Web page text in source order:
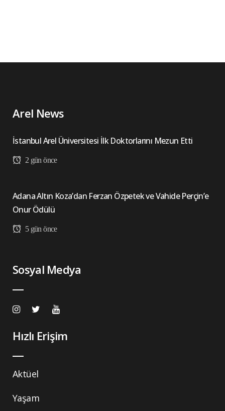
Arel News
İstanbul Arel Üniversitesi İlk Doktorlarını Mezun Etti
2 gün önce
Adana Altın Koza’dan Ferzan Özpetek ve Vahide Perçin’e
Onur Ödülü
5 gün önce
Sosyal Medya
Hızlı Erişim
Aktüel
Yaşam